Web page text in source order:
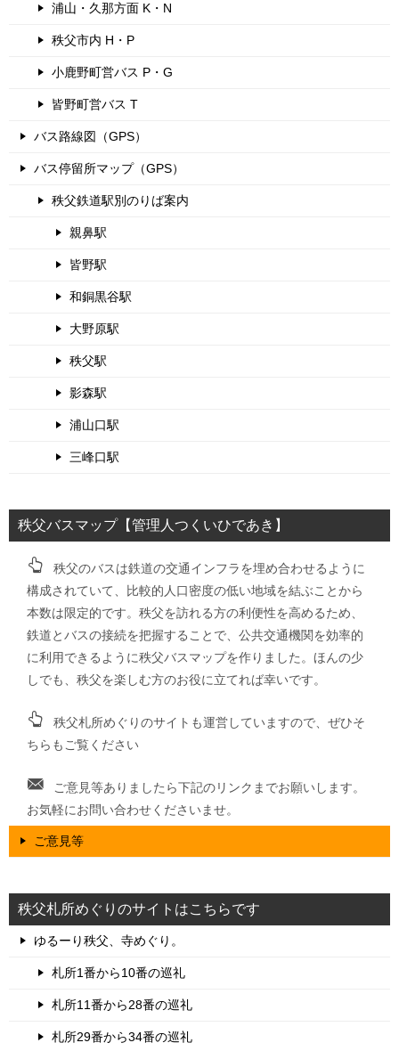
浦山・久那方面 K・N
秩父市内 H・P
小鹿野町営バス P・G
皆野町営バス T
バス路線図（GPS）
バス停留所マップ（GPS）
秩父鉄道駅別のりば案内
親鼻駅
皆野駅
和銅黒谷駅
大野原駅
秩父駅
影森駅
浦山口駅
三峰口駅
秩父バスマップ【管理人つくいひであき】
秩父のバスは鉄道の交通インフラを埋め合わせるように
構成されていて、比較的人口密度の低い地域を結ぶことから
本数は限定的です。秩父を訪れる方の利便性を高めるため、
鉄道とバスの接続を把握することで、公共交通機関を効率的
に利用できるように秩父バスマップを作りました。ほんの少
しでも、秩父を楽しむ方のお役に立てれば幸いです。
秩父札所めぐりのサイトも運営していますので、ぜひそ
ちらもご覧ください
ご意見等ありましたら下記のリンクまでお願いします。
お気軽にお問い合わせくださいませ。
ご意見等
秩父札所めぐりのサイトはこちらです
ゆるーり秩父、寺めぐり。
札所1番から10番の巡礼
札所11番から28番の巡礼
札所29番から34番の巡礼